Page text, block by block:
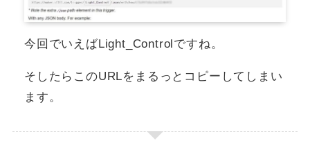
今回でいえばLight_Controlですね。
そしたらこのURLをまるっとコピーしてしまい
ます。